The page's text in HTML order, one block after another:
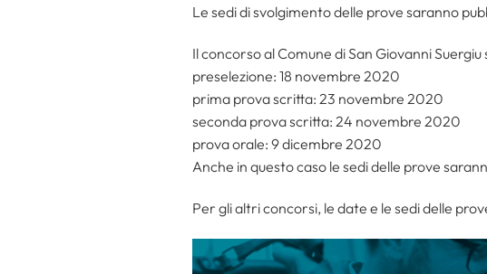
Le sedi di svolgimento delle prove saranno
Il concorso al Comune di San Giovanni
preselezione: 18 novembre 2020
prima prova scritta: 23 novembre 2020
seconda prova scritta: 24 novembre 2020
prova orale: 9 dicembre 2020
Anche in questo caso le sedi delle prove
Per gli altri concorsi, le date e le sedi delle